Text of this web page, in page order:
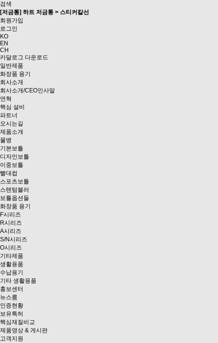
검색
[저금통] 하트 저금통 > 스티커칼선
회원가입
로그인
KO
EN
CH
카달로그 다운로드
일반제품
화장품 용기
회사소개
회사소개/CEO인사말
연혁
핵심 설비
파트너
오시는길
제품소개
물병
기본보틀
디자인보틀
이중보틀
빨대컵
스포츠보틀
스텐텀블러
보틀옵션들
화장품 용기
F시리즈
R시리즈
A시리즈
S/N시리즈
O시리즈
기타제품
생활용품
수납용기
기타 생활용품
홍보센터
뉴스룸
인증현황
보유특허
핵심재질비교
제품영상 & 게시판
고객지원